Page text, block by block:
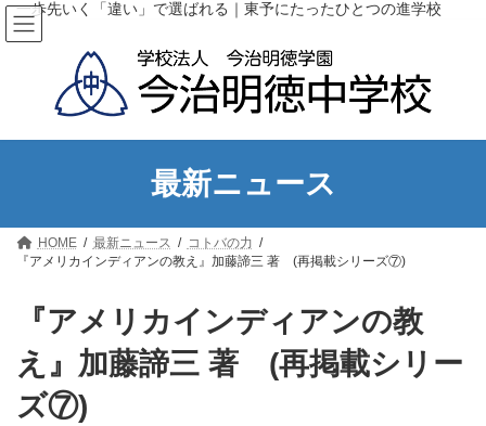
コ
ン
テ
キ
ナ
ビ
ゲ
に
一歩先いく「違い」で選ばれる｜東予にたったひとつの進学校
最新ニュース
HOME 最新ニュース
コトバの力
『アメリカインディアンの教え』加藤諦三 著 (再掲載シリーズ⑦)
『アメリカインディアンの教
え』加藤諦三 著 (再掲載シリー
ズ⑦)